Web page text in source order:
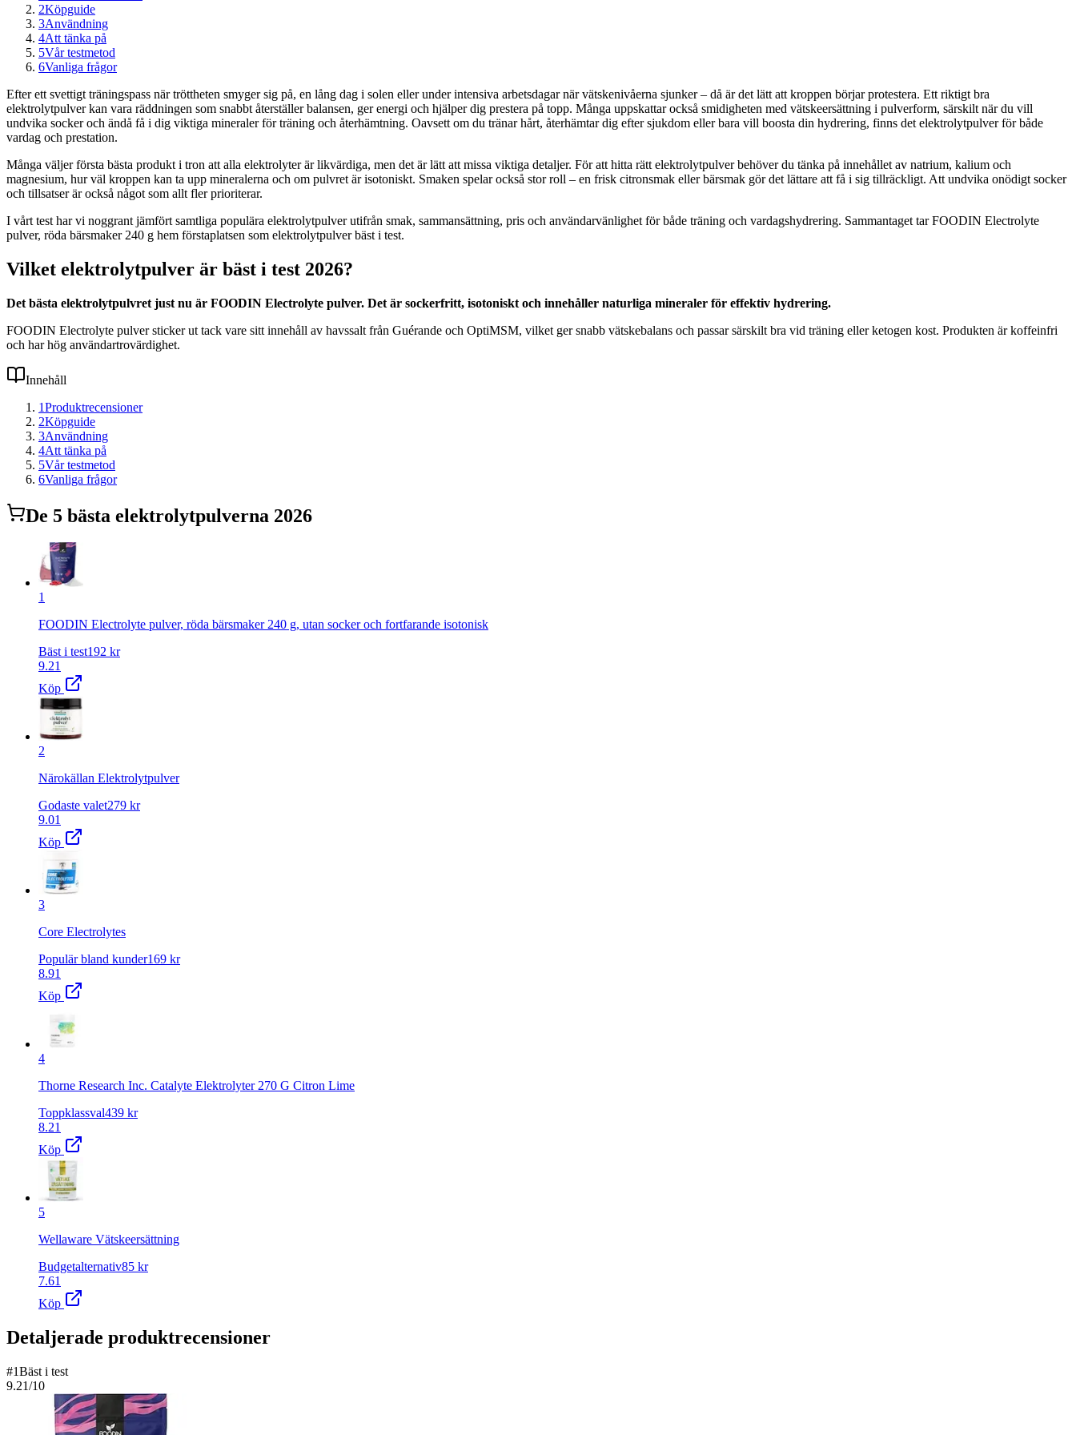
2Köpguide
3Användning
4Att tänka på
5Vår testmetod
6Vanliga frågor
Efter ett svettigt träningspass när tröttheten smyger sig på, en lång dag i solen eller under intensiva arbetsdagar när vätskenivåerna sjunker – då är det lätt att kroppen börjar protestera. Ett riktigt bra
elektrolytpulver kan vara räddningen som snabbt återställer balansen, ger energi och hjälper dig prestera på topp. Många uppskattar också smidigheten med vätskeersättning i pulverform, särskilt när du vill
undvika socker och ändå få i dig viktiga mineraler för träning och återhämtning. Oavsett om du tränar hårt, återhämtar dig efter sjukdom eller bara vill boosta din hydrering, finns det elektrolytpulver för både
vardag och prestation.
Många väljer första bästa produkt i tron att alla elektrolyter är likvärdiga, men det är lätt att missa viktiga detaljer. För att hitta rätt elektrolytpulver behöver du tänka på innehållet av natrium, kalium och
magnesium, hur väl kroppen kan ta upp mineralerna och om pulvret är isotoniskt. Smaken spelar också stor roll – en frisk citronsmak eller bärsmak gör det lättare att få i sig tillräckligt. Att undvika onödigt socker
och tillsatser är också något som allt fler prioriterar.
I vårt test har vi noggrant jämfört samtliga populära elektrolytpulver utifrån smak, sammansättning, pris och användarvänlighet för både träning och vardagshydrering. Sammantaget tar FOODIN Electrolyte
pulver, röda bärsmaker 240 g hem förstaplatsen som elektrolytpulver bäst i test.
Vilket elektrolytpulver är bäst i test 2026?
Det bästa elektrolytpulvret just nu är FOODIN Electrolyte pulver. Det är sockerfritt, isotoniskt och innehåller naturliga mineraler för effektiv hydrering.
FOODIN Electrolyte pulver sticker ut tack vare sitt innehåll av havssalt från Guérande och OptiMSM, vilket ger snabb vätskebalans och passar särskilt bra vid träning eller ketogen kost. Produkten är koffeinfri
och har hög användartrovärdighet.
Innehåll
1Produktrecensioner
2Köpguide
3Användning
4Att tänka på
5Vår testmetod
6Vanliga frågor
De 5 bästa elektrolytpulverna 2026
1
FOODIN Electrolyte pulver, röda bärsmaker 240 g, utan socker och fortfarande isotonisk
Bäst i test192 kr
9.21
Köp
2
Närokällan Elektrolytpulver
Godaste valet279 kr
9.01
Köp
3
Core Electrolytes
Populär bland kunder169 kr
8.91
Köp
4
Thorne Research Inc. Catalyte Elektrolyter 270 G Citron Lime
Toppklassval439 kr
8.21
Köp
5
Wellaware Vätskeersättning
Budgetalternativ85 kr
7.61
Köp
Detaljerade produktrecensioner
#1Bäst i test
9.21/10